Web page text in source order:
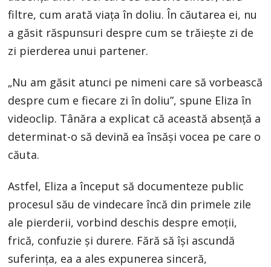
filtre, cum arată viața în doliu. În căutarea ei, nu
a găsit răspunsuri despre cum se trăiește zi de
zi pierderea unui partener.
„Nu am găsit atunci pe nimeni care să vorbească
despre cum e fiecare zi în doliu”, spune Eliza în
videoclip. Tânăra a explicat că această absență a
determinat-o să devină ea însăși vocea pe care o
căuta.
Astfel, Eliza a început să documenteze public
procesul său de vindecare încă din primele zile
ale pierderii, vorbind deschis despre emoții,
frică, confuzie și durere. Fără să își ascundă
suferința, ea a ales expunerea sinceră,